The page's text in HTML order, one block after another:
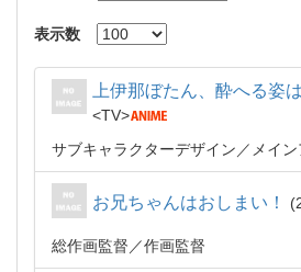
表示数
上伊那ぼたん、酔へる姿
TV
サブキャラクターデザイン
メイ
お兄ちゃんはおしまい！
総作画監督 作画監督